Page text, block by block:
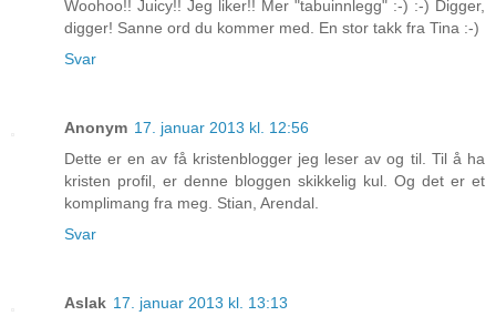
Woohoo!! Juicy!! Jeg liker!! Mer "tabuinnlegg" :-) :-) Digger,
digger! Sanne ord du kommer med. En stor takk fra Tina :-)
Svar
Anonym 17. januar 2013 kl. 12:56
Dette er en av få kristenblogger jeg leser av og til. Til å ha
kristen profil, er denne bloggen skikkelig kul. Og det er et
komplimang fra meg. Stian, Arendal.
Svar
Aslak 17. januar 2013 kl. 13:13